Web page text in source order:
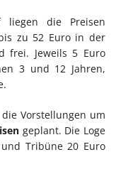
liegen die Preisen
zu 52 Euro in der
frei. Jeweils 5 Euro
3 und 12 Jahren,
Vorstellungen um
geplant. Die Loge
Tribüne 20 Euro